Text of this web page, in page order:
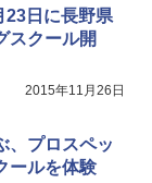
23日に長野県
スクール開
2015年11月26日
、プロスペッ
ールを体験